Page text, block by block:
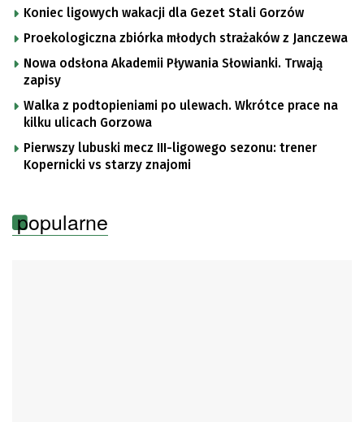
Koniec ligowych wakacji dla Gezet Stali Gorzów
Proekologiczna zbiórka młodych strażaków z Janczewa
Nowa odsłona Akademii Pływania Słowianki. Trwają
zapisy
Walka z podtopieniami po ulewach. Wkrótce prace na
kilku ulicach Gorzowa
Pierwszy lubuski mecz III-ligowego sezonu: trener
Kopernicki vs starzy znajomi
popularne